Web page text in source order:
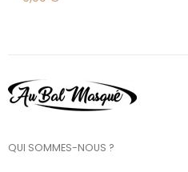
QUI SOMMES-NOUS ?